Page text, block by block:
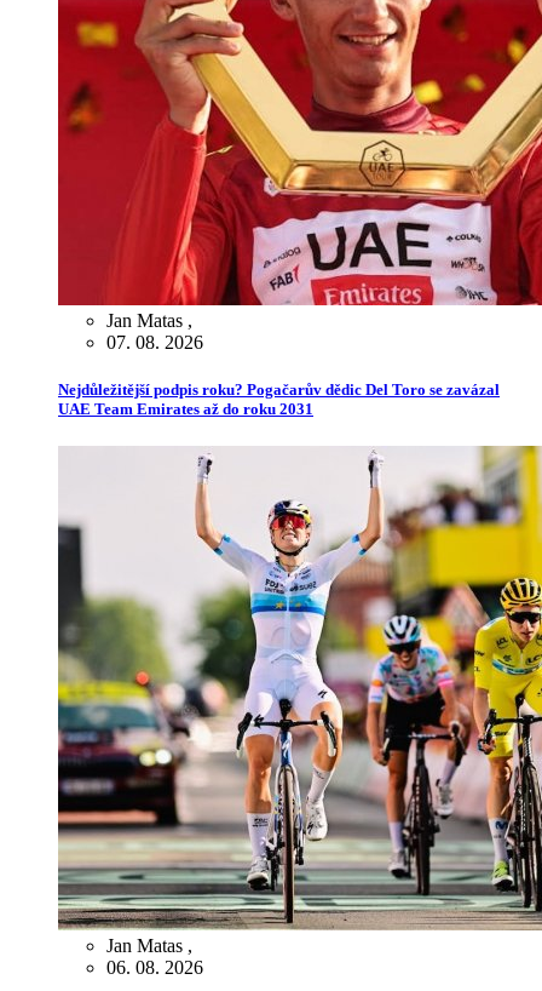
Jan Matas ,
07. 08. 2026
Nejdůležitější podpis roku? Pogačarův dědic Del Toro se zavázal
UAE Team Emirates až do roku 2031
Jan Matas ,
06. 08. 2026